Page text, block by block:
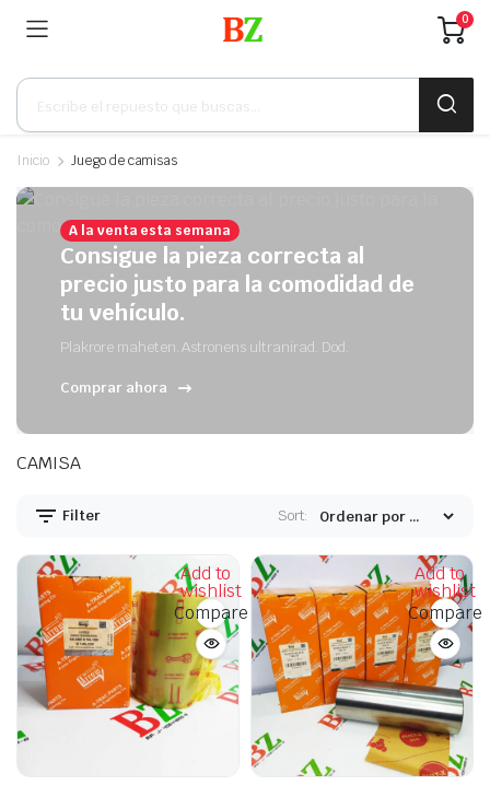
0
Búsqueda
productos
Inicio Juego de camisas
A la venta esta semana
Consigue la pieza correcta al
precio justo para la comodidad de
tu vehículo.
Plakrore maheten. Astronens ultranirad. Dod.
Comprar ahora
CAMISA
Filter Sort:
Add to
wishlist
Compare
Add to
wishlist
Compare